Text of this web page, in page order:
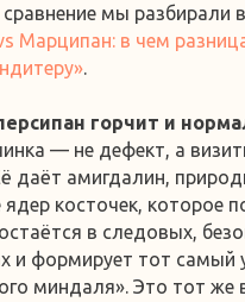
мы разбирали
Марципан: в чем
.
горчит и
— не дефект, а
даёт амигдалин,
ядер косточек, которое
в следовых,
и формирует тот самый
миндаля». Это тот же